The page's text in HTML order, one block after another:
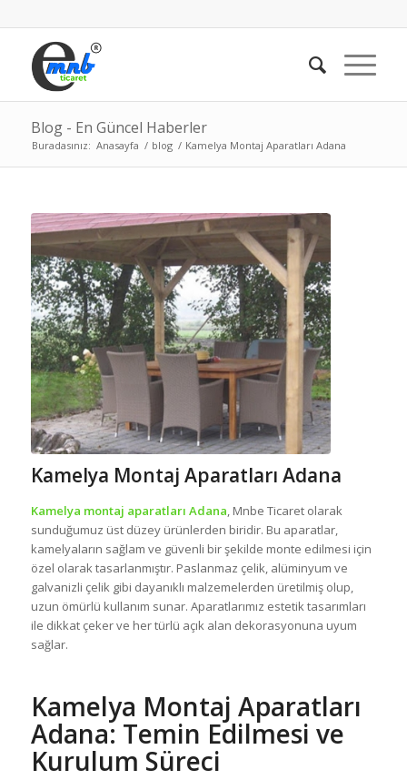
Blog - En Güncel Haberler
Buradasınız: Anasayfa / blog / Kamelya Montaj Aparatları Adana
Kamelya Montaj Aparatları Adana
Kamelya montaj aparatları Adana, Mnbe Ticaret olarak
sunduğumuz üst düzey ürünlerden biridir. Bu aparatlar,
kamelyaların sağlam ve güvenli bir şekilde monte edilmesi için
özel olarak tasarlanmıştır. Paslanmaz çelik, alüminyum ve
galvanizli çelik gibi dayanıklı malzemelerden üretilmiş olup,
uzun ömürlü kullanım sunar. Aparatlarımız estetik tasarımları
ile dikkat çeker ve her türlü açık alan dekorasyonuna uyum
sağlar.
Kamelya Montaj Aparatları
Adana: Temin Edilmesi ve
Kurulum Süreci